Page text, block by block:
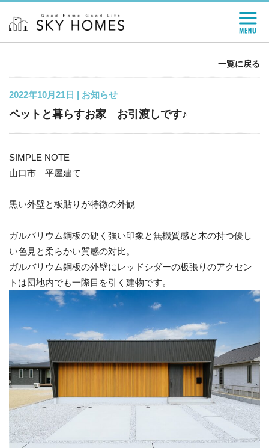
一覧に戻る
2022年10月21日 | お知らせ
ペットと暮らすお家 お引渡しです♪
SIMPLE NOTE
山口市 平屋建て
黒い外壁と板貼りが特徴の外観
ガルバリウム鋼板の硬く強い印象と無機質感と木の持つ優し
い色見と柔らかい質感の対比。
ガルバリウム鋼板の外壁にレッドシダーの板張りのアクセン
トは団地内でも一際目を引く建物です。